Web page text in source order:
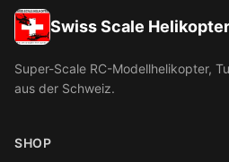
Swiss Scale Helikopter
Super-Scale RC-Modellhelikopter,
aus der Schweiz.
SHOP